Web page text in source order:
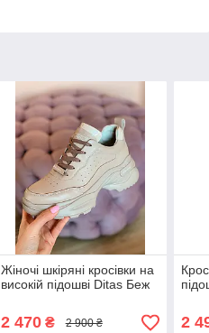
Жіночі шкіряні кросівки на
високій підошві Ditas Беж
2 470₴ 2 900 ₴ 2